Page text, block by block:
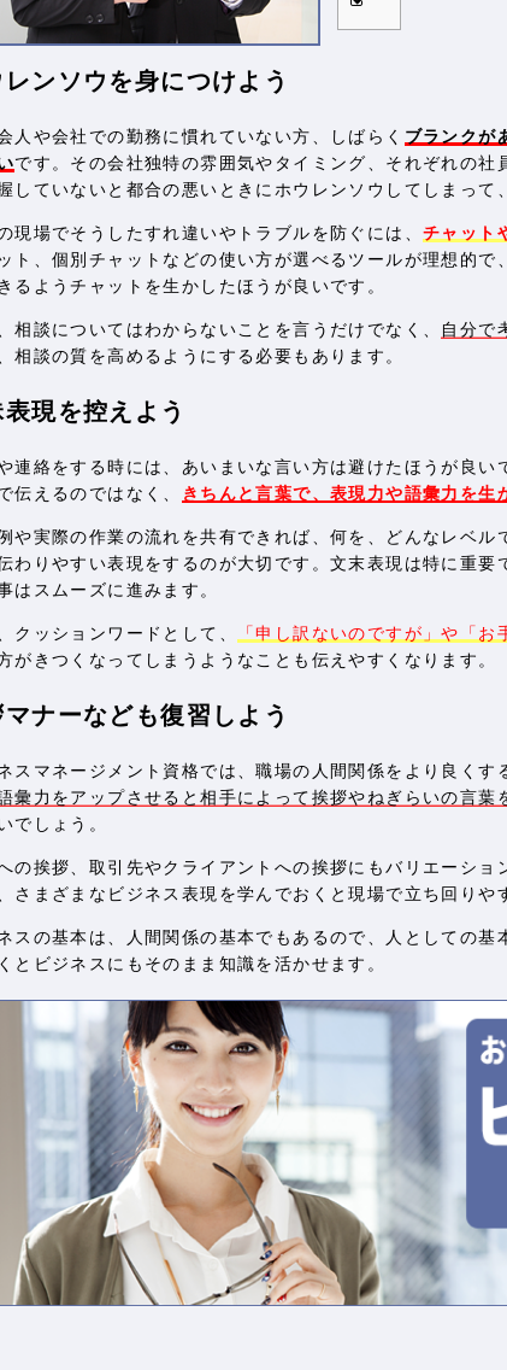
ンソウを身につけよう
人や会社での勤務に慣れていない方、しばらく ブランクが
です。その会社独特の雰囲気やタイミング、それぞれの
していないと都合の悪いときにホウレンソウしてしまって
現場でそうしたすれ違いやトラブルを防ぐには、 チャット
ト、個別チャットなどの使い方が選べるツールが理想的
るようチャットを生かしたほうが良いです。
相談についてはわからないことを言うだけでなく、 自分で
相談の質を高めるようにする必要もあります。
表現を控えよう
連絡をする時には、あいまいな言い方は避けたほうが良い
伝えるのではなく、
きちんと言葉で、表現力や語彙力を生
や実際の作業の流れを共有できれば、何を、どんなレベ
わりやすい表現をするのが大切です。文末表現は特に重要
はスムーズに進みます。
クッションワードとして、 「申し訳ないのですが」や「
がきつくなってしまうようなことも伝えやすくなります。
ナーなども復習しよう
スマネージメント資格では、職場の人間関係をより良く
彙力をアップさせると相手によって挨拶やねぎらいの言葉
でしょう。
の挨拶、取引先やクライアントへの挨拶にもバリエーシ
さまざまなビジネス表現を学んでおくと現場で立ち回りや
スの基本は、人間関係の基本でもあるので、人としての
とビジネスにもそのまま知識を活かせます。